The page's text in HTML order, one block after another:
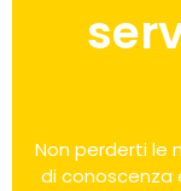
Non perderti le
di conoscenza